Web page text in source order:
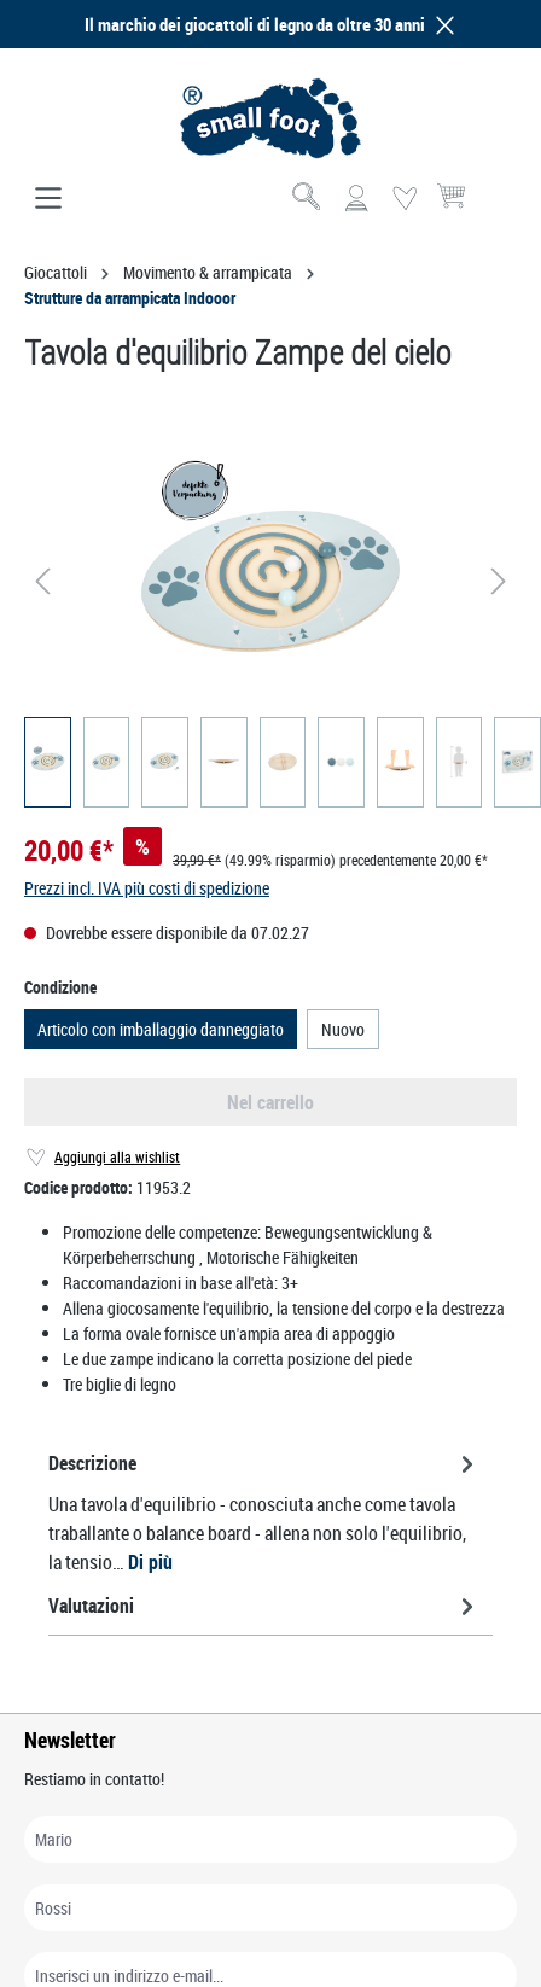
principaleIl marchio dei giocattoli di legno da oltre 30 anni
Il carrello
Giocattoli
Movimento & arrampicata
Strutture da arrampicata Indooor
Tavola d'equilibrio Zampe del cielo
Salta la galleria di immagini
20,00 €* % 39,99 €*(49.99% risparmio) precedentemente 20,00 €*
Prezzi incl. IVA più costi di spedizione
Dovrebbe essere disponibile da 07.02.27
Seleziona
Condizione
Articolo con imballaggio danneggiato
Nuovo
Nel carrello
Aggiungi alla wishlist
Codice prodotto: 11953.2
Promozione delle competenze: Bewegungsentwicklung &
Körperbeherrschung , Motorische Fähigkeiten
Raccomandazioni in base all'età:3+
Allena giocosamente l'equilibrio, la tensione del corpo e la destrezza
La forma ovale fornisce un'ampia area di appoggio
Le due zampe indicano la corretta posizione del piede
Tre biglie di legno
Descrizione
Una tavola d'equilibrio - conosciuta anche come tavola
traballante o balance board - allena non solo l'equilibrio,
la tensio…Di più
Valutazioni
Newsletter
Restiamo in contatto!